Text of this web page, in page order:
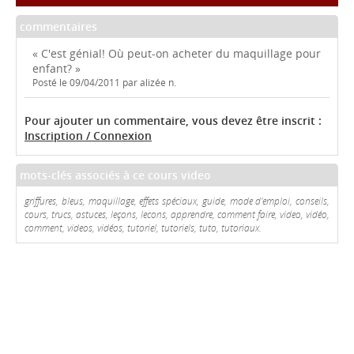
commentaires
« C'est génial! Où peut-on acheter du maquillage pour
enfant? »
Posté le 09/04/2011 par alizée n.
Pour ajouter un commentaire, vous devez être inscrit :
Inscription / Connexion
mots-clés associés à ce cours video
griffures, bleus, maquillage, effets spéciaux, guide, mode d'emploi, conseils,
cours, trucs, astuces, leçons, lecons, apprendre, comment faire, video, vidéo,
comment, videos, vidéos, tutoriel, tutoriels, tuto, tutoriaux.